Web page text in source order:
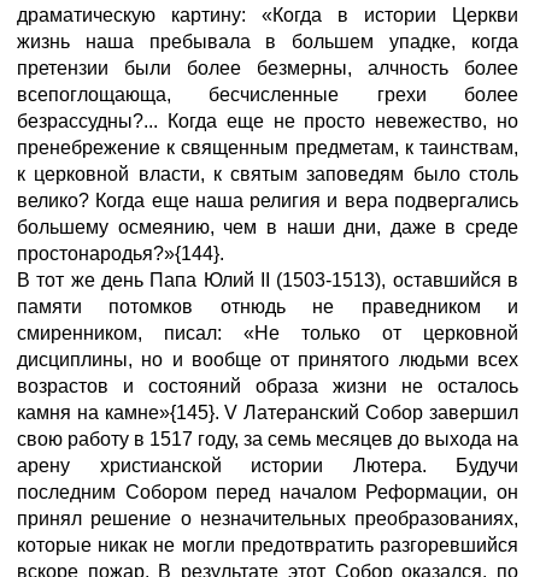
драматическую картину: «Когда в истории Церкви
жизнь наша пребывала в большем упадке, когда
претензии были более безмерны, алчность более
всепоглощающа, бесчисленные грехи более
безрассудны?... Когда еще не просто невежество, но
пренебрежение к священным предметам, к таинствам,
к церковной власти, к святым заповедям было столь
велико? Когда еще наша религия и вера подвергались
большему осмеянию, чем в наши дни, даже в среде
простонародья?»{144}.
В тот же день Папа Юлий II (1503-1513), оставшийся в
памяти потомков отнюдь не праведником и
смиренником, писал: «Не только от церковной
дисциплины, но и вообще от принятого людьми всех
возрастов и состояний образа жизни не осталось
камня на камне»{145}. V Латеранский Собор завершил
свою работу в 1517 году, за семь месяцев до выхода на
арену христианской истории Лютера. Будучи
последним Собором перед началом Реформации, он
принял решение о незначительных преобразованиях,
которые никак не могли предотвратить разгоревшийся
вскоре пожар. В результате этот Собор оказался, по